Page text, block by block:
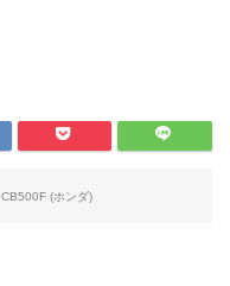
CB500F (ホンダ)